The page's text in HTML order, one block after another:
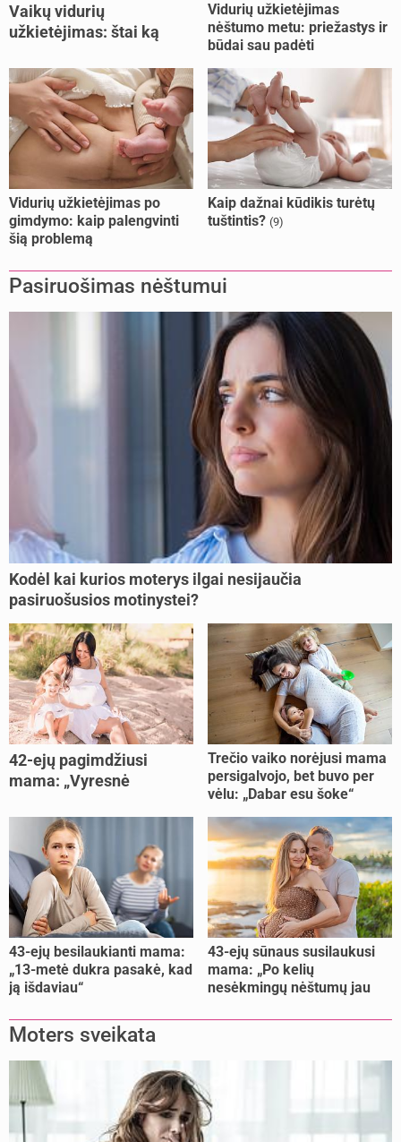
Vaikų vidurių
užkietėjimas: štai ką
Vidurių užkietėjimas
nėštumo metu: priežastys ir
būdai sau padėti
Vidurių užkietėjimas po
gimdymo: kaip palengvinti
šią problemą
Kaip dažnai kūdikis turėtų
tuštintis? (9)
Pasiruošimas nėštumui
Kodėl kai kurios moterys ilgai nesijaučia
pasiruošusios motinystei?
42-ejų pagimdžiusi
mama: „Vyresnė
lengviau“
Trečio vaiko norėjusi mama
persigalvojo, bet buvo per
vėlu: „Dabar esu šoke“
43-ejų besilaukianti mama:
„13-metė dukra pasakė, kad
ją išdaviau“
43-ejų sūnaus susilaukusi
mama: „Po kelių
nesėkmingų nėštumų jau
Moters sveikata